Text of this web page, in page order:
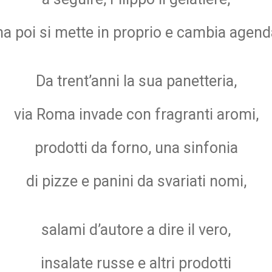
poi si mette in proprio e cambia
Da trent’anni la sua panetteria,
via Roma invade con fragranti aromi,
prodotti da forno, una sinfonia
di pizze e panini da svariati nomi,
salami d’autore a dire il vero,
insalate russe e altri prodotti